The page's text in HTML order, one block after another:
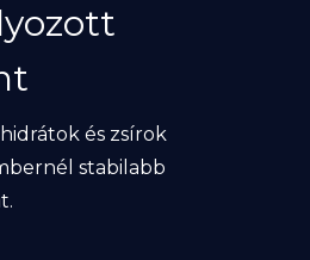
és zsírok
stabilabb